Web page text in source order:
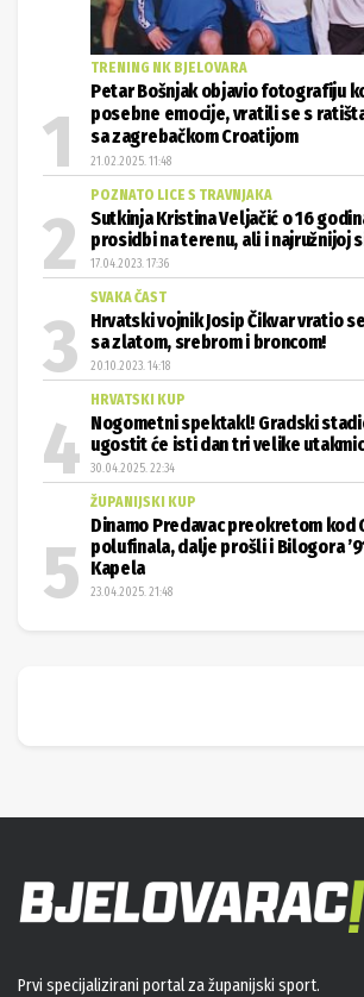
TRENING NK BJELOVARA
Petar Bošnjak objavio fotografiju
posebne emocije, vratili se s
sa zagrebačkom Croatijom
21.02.2025. 11:48
POZNATO LICE S TRAVNJAKA
Sutkinja Kristina Veljačić o 16
prosidbi na terenu, ali i najružnijoj
17.04.2023. 17:36
SVAKA ČAST
Hrvatski vojnik Josip Čikvar vratio
sa zlatom, srebrom i broncom!
20.10.2023. 14:18
HRVATSKI KUP
Nogometni spektakl! Gradski
ugostit će isti dan tri velike
30.04.2025. 22:34
ŽUPANIJSKI KUP
Dinamo Predavac preokretom kod
polufinala, dalje prošli i Bilogora
Kapela
23.04.2025. 21:48
Prvi specijalizirani portal za županijski sport.